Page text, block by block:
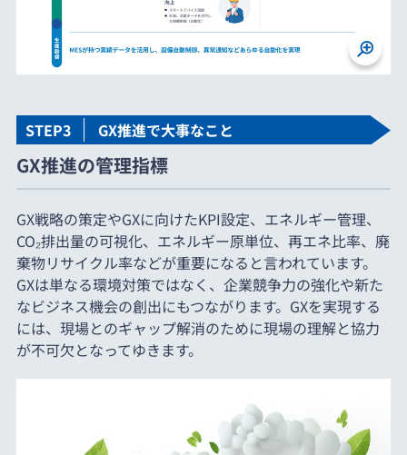
STEP3 GX推進で大事なこと
GX推進の管理指標
GX戦略の策定やGXに向けたKPI設定、エネルギー管理、
CO₂排出量の可視化、エネルギー原単位、再エネ比率、廃
棄物リサイクル率などが重要になると言われています。
GXは単なる環境対策ではなく、企業競争力の強化や新た
なビジネス機会の創出にもつながります。GXを実現する
には、現場とのギャップ解消のために現場の理解と協力
が不可欠となってゆきます。